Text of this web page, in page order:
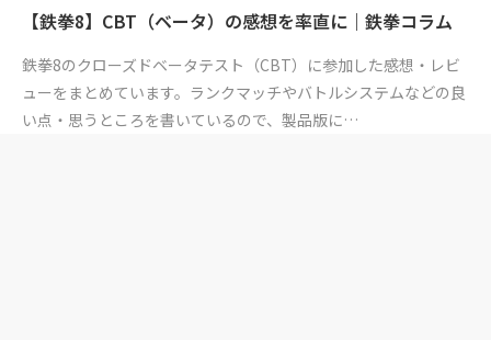
【鉄拳8】CBT（ベータ）の感想を率直に｜鉄拳コラム
鉄拳8のクローズドベータテスト（CBT）に参加した感想・レビ
ューをまとめています。ランクマッチやバトルシステムなどの良
い点・思うところを書いているので、製品版に…